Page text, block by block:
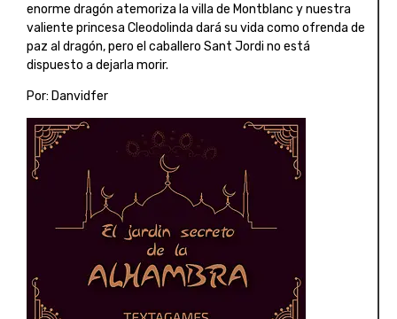
enorme dragón atemoriza la villa de Montblanc y nuestra
valiente princesa Cleodolinda dará su vida como ofrenda de
paz al dragón, pero el caballero Sant Jordi no está
dispuesto a dejarla morir.
Por: Danvidfer